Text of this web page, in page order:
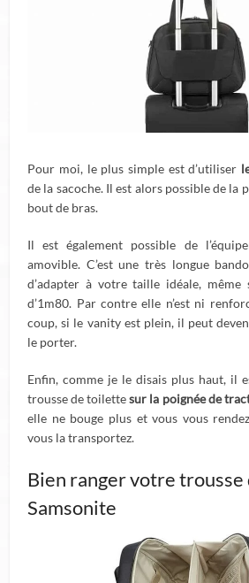
Pour moi, le plus simple est d’utiliser
de la sacoche. Il est alors possible de la
bout de bras.
Il est également possible de
amovible. C’est une très longue
d’adapter à votre taille idéale, même
d’1m80. Par contre elle n’est ni
coup, si le vanity est plein, il peut
le porter.
Enfin, comme je le disais plus haut, il
trousse de toilettesur la poignée de
elle ne bouge plus et vous vous
vous la transportez.
Bien ranger votre
Samsonite